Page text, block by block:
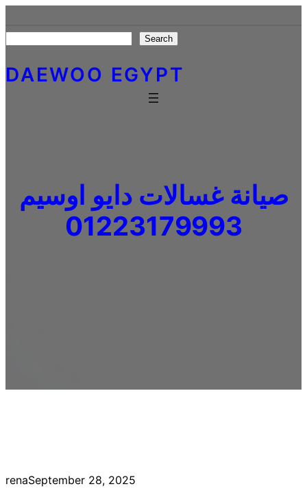
to
content
Search
DAEWOO EGYPT
صيانة غسالات دايو اوسيم
01223179993
renaSeptember 28, 2025